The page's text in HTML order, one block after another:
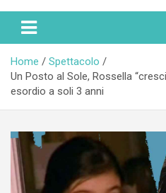
Spraynews.it
Home
Spettacolo
Un Posto al Sole, Rossella
esordio a soli 3 anni